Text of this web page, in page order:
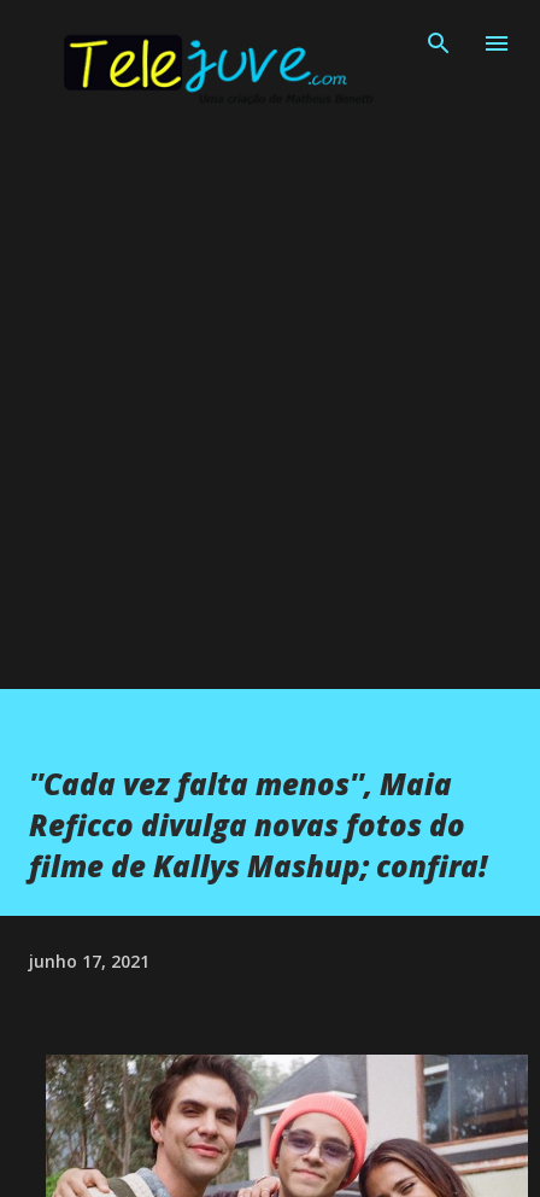
''Cada vez falta menos'', Maia
Reficco divulga novas fotos do
filme de Kallys Mashup; confira!
junho 17, 2021